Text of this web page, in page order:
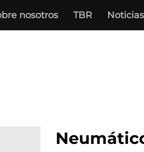
nosotros TBR Noticias